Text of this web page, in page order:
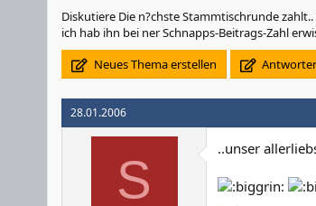
Diskutiere Die n?chste Stammtischrunde zahlt..
ich hab ihn bei ner Schnapps-Beitrags-Zahl
Neues Thema erstellen
28.01.2006
S
..unser